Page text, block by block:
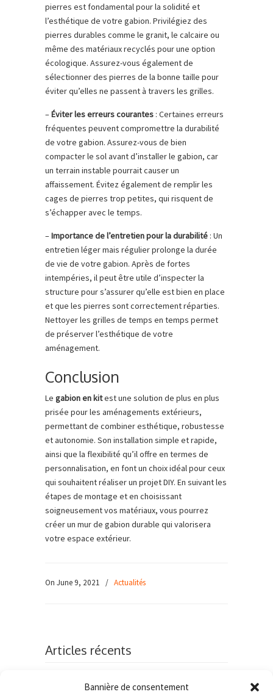
Bannière de consentement
pierres est fondamental pour la solidité et
l’esthétique de votre gabion. Privilégiez des
pierres durables comme le granit, le calcaire ou
même des matériaux recyclés pour une option
écologique. Assurez-vous également de
sélectionner des pierres de la bonne taille pour
éviter qu’elles ne passent à travers les grilles.
–Éviter les erreurs courantes : Certaines erreurs
fréquentes peuvent compromettre la durabilité
de votre gabion. Assurez-vous de bien
compacter le sol avant d’installer le gabion, car
un terrain instable pourrait causer un
affaissement. Évitez également de remplir les
cages de pierres trop petites, qui risquent de
s’échapper avec le temps.
–Importance de l’entretien pour la durabilité : Un
entretien léger mais régulier prolonge la durée
de vie de votre gabion. Après de fortes
intempéries, il peut être utile d’inspecter la
structure pour s’assurer qu’elle est bien en place
et que les pierres sont correctement réparties.
Nettoyer les grilles de temps en temps permet
de préserver l’esthétique de votre
aménagement.
Conclusion
Le gabion en kitest une solution de plus en plus
prisée pour les aménagements extérieurs,
permettant de combiner esthétique, robustesse
et autonomie. Son installation simple et rapide,
ainsi que la flexibilité qu’il offre en termes de
personnalisation, en font un choix idéal pour ceux
qui souhaitent réaliser un projet DIY. En suivant les
étapes de montage et en choisissant
soigneusement vos matériaux, vous pourrez
créer un mur de gabion durable qui valorisera
votre espace extérieur.
On June 9, 2021 / Actualités
Articles récents